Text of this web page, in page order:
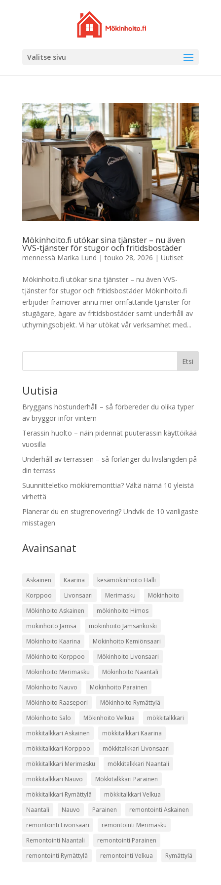
Valitse sivu
Mökinhoito.fi utökar sina tjänster – nu även
VVS-tjänster för stugor och fritidsbostäder
mennessä Marika Lund |touko 28, 2026 | Uutiset
Mökinhoito.fi utökar sina tjänster – nu även VVS-
tjänster för stugor och fritidsbostäder Mökinhoito.fi
erbjuder framöver ännu mer omfattande tjänster för
stugägare, ägare av fritidsbostäder samt underhåll av
uthyrningsobjekt. Vi har utökat vår verksamhet med...
Etsi
Uutisia
Bryggans höstunderhåll – så förbereder du olika typer
av bryggor inför vintern
Terassin huolto – näin pidennät puuterassin käyttöikää
vuosilla
Underhåll av terrassen – så förlänger du livslängden på
din terrass
Suunnitteletko mökkiremonttia? Vältä nämä 10 yleistä
virhettä
Planerar du en stugrenovering? Undvik de 10 vanligaste
misstagen
Avainsanat
Askainen Kaarina
kesämökinhoito Halli
Korppoo
Livonsaari Merimasku
Mökinhoito
Mökinhoito Askainen
mökinhoito Himos
mökinhoito Jämsä
mökinhoito Jämsänkoski
Mökinhoito Kaarina
Mökinhoito Kemiönsaari
Mökinhoito Korppoo
Mökinhoito Livonsaari
Mökinhoito Merimasku
Mökinhoito Naantali
Mökinhoito Nauvo
Mökinhoito Parainen
Mökinhoito Raasepori
Mökinhoito Rymättylä
Mökinhoito Salo
Mökinhoito Velkua
mökkitalkkari
mökkitalkkari Askainen
mökkitalkkari Kaarina
mökkitalkkari Korppoo
mökkitalkkari Livonsaari
mökkitalkkari Merimasku
mökkitalkkari Naantali
mökkitalkkari Nauvo
Mökkitalkkari Parainen
mökkitalkkari Rymättylä
mökkitalkkari Velkua
Naantali
Nauvo Parainen
remontointi Askainen
remontointi Livonsaari
remontointi Merimasku
Remontointi Naantali
remontointi Parainen
remontointi Rymättylä
remontointi Velkua Rymättylä